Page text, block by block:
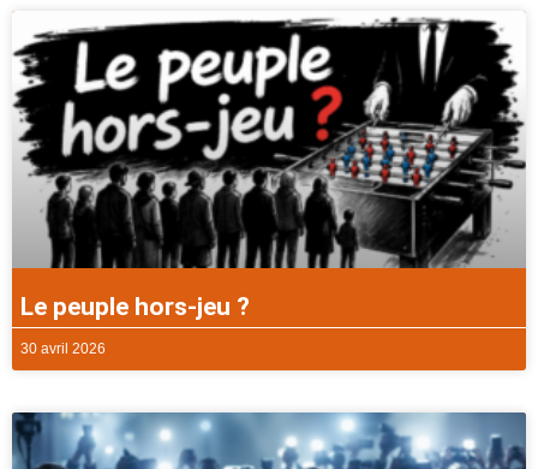
Le peuple hors-jeu ?
30 avril 2026